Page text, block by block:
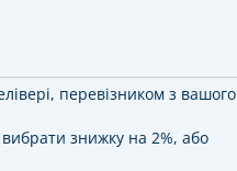
перевізником з вашого
знижку на 2%, або